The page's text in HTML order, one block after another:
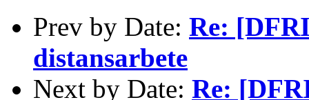
Prev by Date: Re:
distansarbete
Next by Date: Re: